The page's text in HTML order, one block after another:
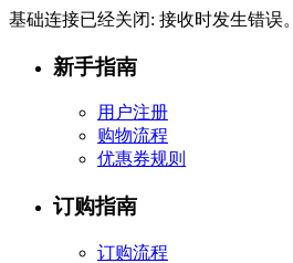
基础连接已经关闭: 接收时发生错误。
新手指南
用户注册
购物流程
优惠券规则
订购指南
订购流程